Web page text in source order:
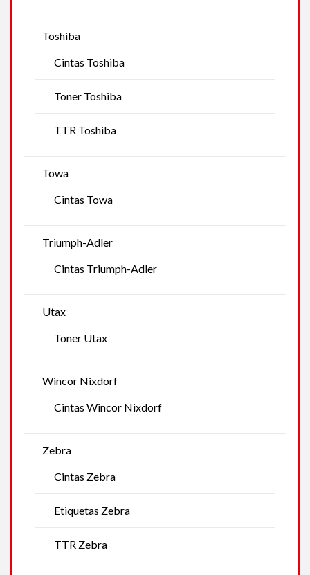
Toshiba
Cintas Toshiba
Toner Toshiba
TTR Toshiba
Towa
Cintas Towa
Triumph-Adler
Cintas Triumph-Adler
Utax
Toner Utax
Wincor Nixdorf
Cintas Wincor Nixdorf
Zebra
Cintas Zebra
Etiquetas Zebra
TTR Zebra